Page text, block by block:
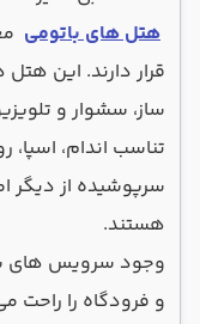
هتل های باتومی
قرار دارند. این
ساز، سشوار و
تناسب اندام،
سرپوشیده از دیگر
هستند.
وجود سرویس های
و فرودگاه را راحت